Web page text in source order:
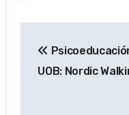
deUOB: Nordic